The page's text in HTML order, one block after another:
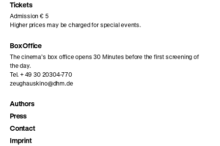
Tickets
Admission € 5
Higher prices may be charged for special events.
Box Office
The cinema’s box office opens 30 Minutes before the first screening of
the day.
Tel. + 49 30 20304-770
zeughauskino@dhm.de
Authors
Press
Contact
Imprint